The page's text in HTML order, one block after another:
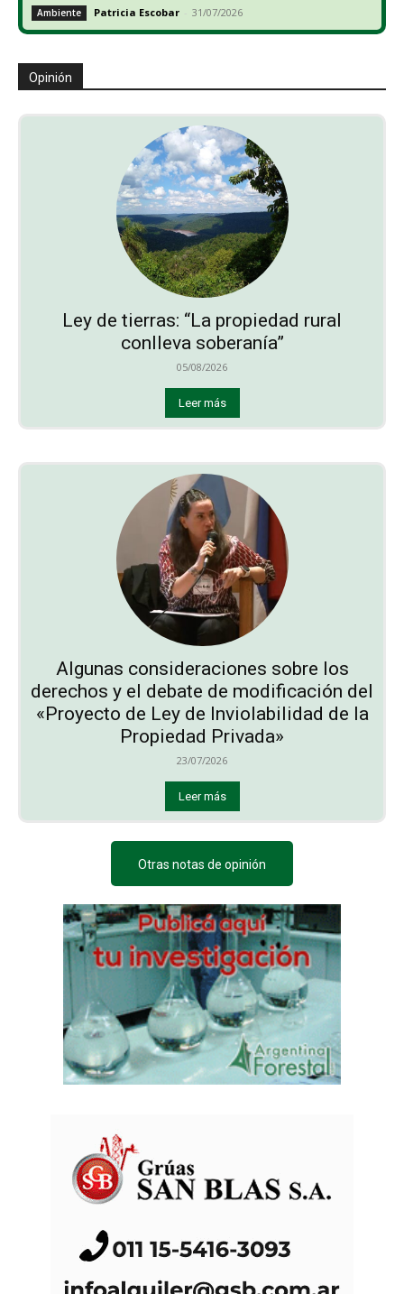
Ambiente Patricia Escobar - 31/07/2026
Opinión
Ley de tierras: “La propiedad rural
conlleva soberanía”
05/08/2026
Leer más
Algunas consideraciones sobre los
derechos y el debate de modificación del
«Proyecto de Ley de Inviolabilidad de la
Propiedad Privada»
23/07/2026
Leer más
Otras notas de opinión